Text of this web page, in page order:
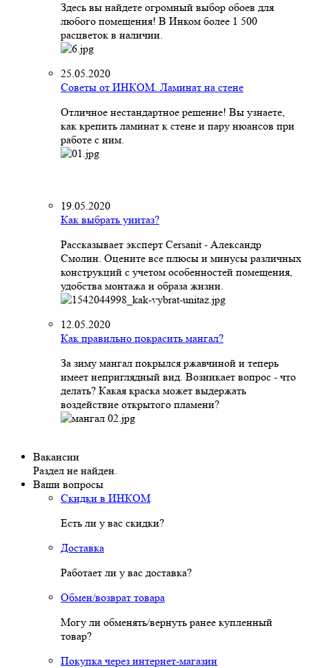
Здесь вы найдете огромный выбор обоев для
любого помещения! В Инком более 1 500
расцветок в наличии.
25.05.2020
Советы от ИНКОМ. Ламинат на стене
Отличное нестандартное решение! Вы узнаете,
как крепить ламинат к стене и пару нюансов при
работе с ним.
19.05.2020
Как выбрать унитаз?
Рассказывает эксперт Cersanit - Александр
Смолин. Оцените все плюсы и минусы различных
конструкций с учетом особенностей помещения,
удобства монтажа и образа жизни.
12.05.2020
Как правильно покрасить мангал?
За зиму мангал покрылся ржавчиной и теперь
имеет неприглядный вид. Возникает вопрос - что
делать? Какая краска может выдержать
воздействие открытого пламени?
Вакансии
Раздел не найден.
Ваши вопросы
Скидки в ИНКОМ
Есть ли у вас скидки?
Доставка
Работает ли у вас доставка?
Обмен/возврат товара
Могу ли обменять/вернуть ранее купленный
товар?
Покупка через интернет-магазин